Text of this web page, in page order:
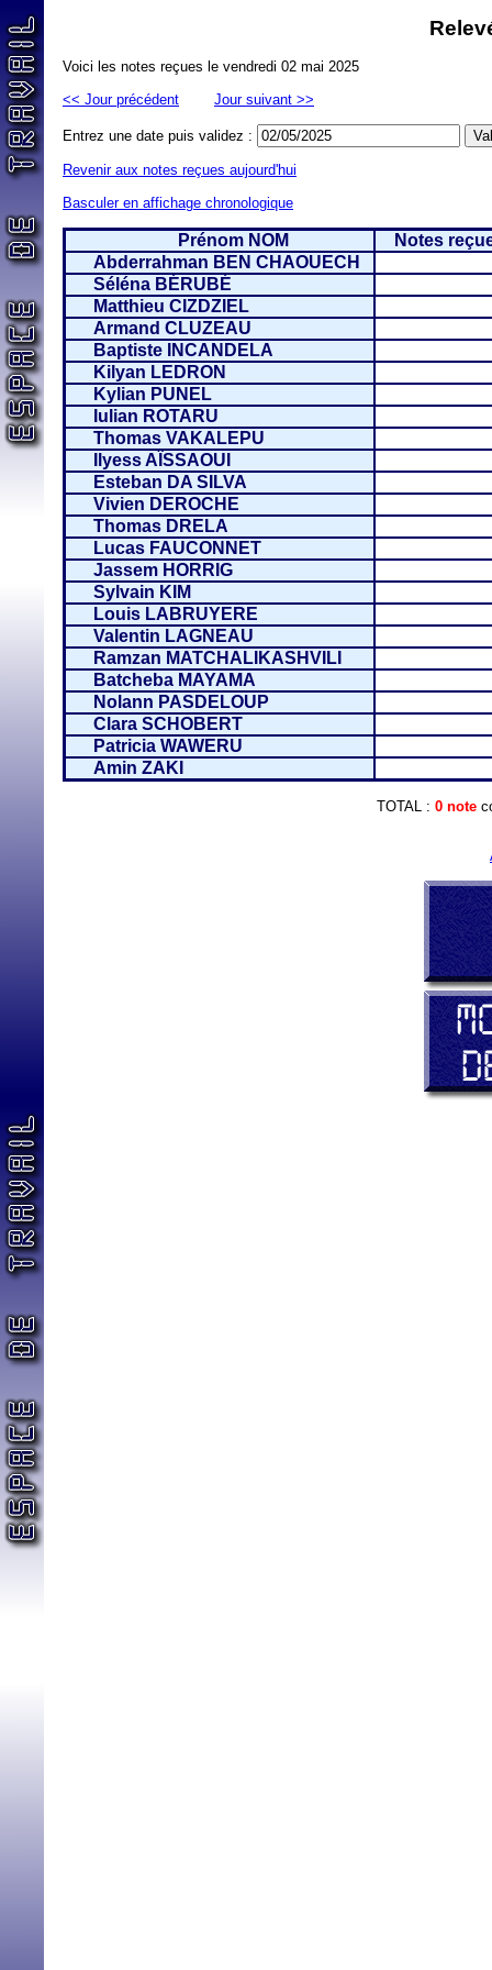
Voici les notes reçues le vendredi 02 mai 2025
<< Jour précédent
Jour suivant >>
Entrez une date puis validez :
Revenir aux notes reçues aujourd'hui
Basculer en affichage chronologique
Prénom NOM
Notes
Abderrahman BEN CHAOUECH
Séléna BÉRUBÉ
Matthieu CIZDZIEL
Armand CLUZEAU
Baptiste INCANDELA
Kilyan LEDRON
Kylian PUNEL
Iulian ROTARU
Thomas VAKALEPU
Ilyess AÏSSAOUI
Esteban DA SILVA
Vivien DEROCHE
Thomas DRELA
Lucas FAUCONNET
Jassem HORRIG
Sylvain KIM
Louis LABRUYERE
Valentin LAGNEAU
Ramzan MATCHALIKASHVILI
Batcheba MAYAMA
Nolann PASDELOUP
Clara SCHOBERT
Patricia WAWERU
Amin ZAKI
TOTAL : 0 note